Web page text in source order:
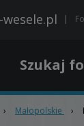
-wesele.pl
Szukaj
› Małopolskie ›